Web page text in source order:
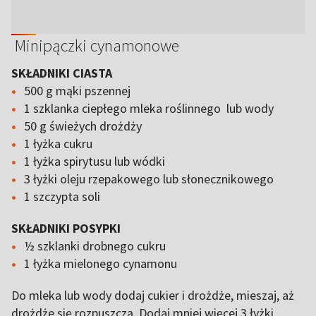
Minipączki cynamonowe
SKŁADNIKI CIASTA
500 g mąki pszennej
1 szklanka ciepłego mleka roślinnego lub wody
50 g świeżych drożdży
1 łyżka cukru
1 łyżka spirytusu lub wódki
3 łyżki oleju rzepakowego lub słonecznikowego
1 szczypta soli
SKŁADNIKI POSYPKI
½ szklanki drobnego cukru
1 łyżka mielonego cynamonu
Do mleka lub wody dodaj cukier i drożdże, mieszaj, aż